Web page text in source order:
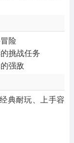
险
挑战任务
强敌
典耐玩、上手容